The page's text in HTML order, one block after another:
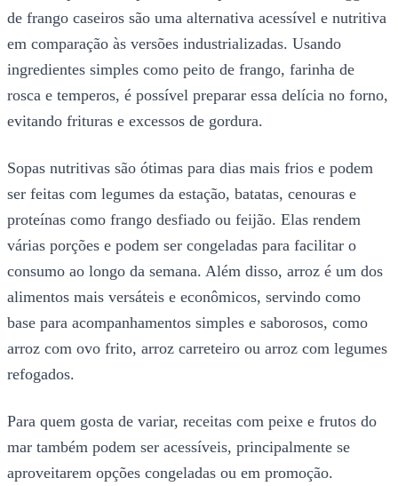
de frango caseiros são uma alternativa acessível e nutritiva
em comparação às versões industrializadas. Usando
ingredientes simples como peito de frango, farinha de
rosca e temperos, é possível preparar essa delícia no forno,
evitando frituras e excessos de gordura.
Sopas nutritivas são ótimas para dias mais frios e podem
ser feitas com legumes da estação, batatas, cenouras e
proteínas como frango desfiado ou feijão. Elas rendem
várias porções e podem ser congeladas para facilitar o
consumo ao longo da semana. Além disso, arroz é um dos
alimentos mais versáteis e econômicos, servindo como
base para acompanhamentos simples e saborosos, como
arroz com ovo frito, arroz carreteiro ou arroz com legumes
refogados.
Para quem gosta de variar, receitas com peixe e frutos do
mar também podem ser acessíveis, principalmente se
aproveitarem opções congeladas ou em promoção.